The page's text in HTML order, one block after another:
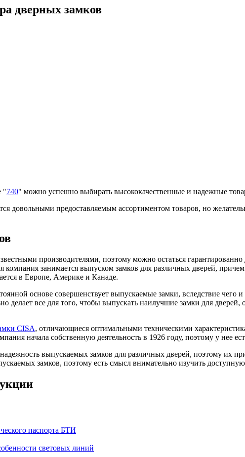
дверных замков
"740" можно успешно выбирать высококачественные и надежные
довольными предоставляемым ассортиментом товаров, но
производителями, поэтому можно остаться
компания занимается выпуском замков для различных дверей,
в Европе, Америке и Канаде.
основе совершенствует выпускаемые замки, вследствие
делает все для того, чтобы выпускать наилучшие замки для
CISA, отличающиеся оптимальными техническими
начала собственную деятельность в 1926 году, поэтому у нее
выпускаемых замков для различных дверей, поэтому их
замков, поэтому есть смысл внимательно изучить
паспорта БТИ
световых линий